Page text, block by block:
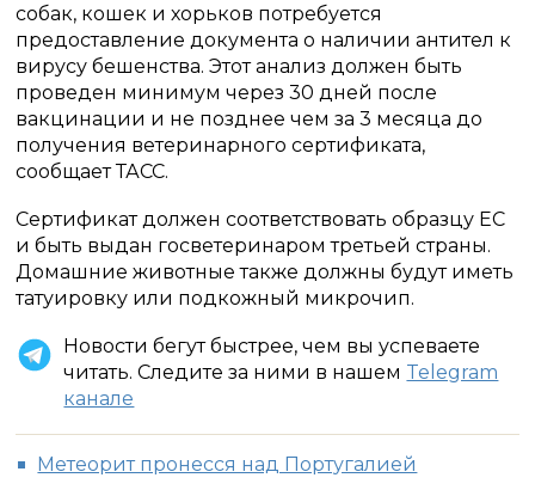
собак, кошек и хорьков потребуется
предоставление документа о наличии антител к
вирусу бешенства. Этот анализ должен быть
проведен минимум через 30 дней после
вакцинации и не позднее чем за 3 месяца до
получения ветеринарного сертификата,
сообщает ТАСС.
Сертификат должен соответствовать образцу ЕС
и быть выдан госветеринаром третьей страны.
Домашние животные также должны будут иметь
татуировку или подкожный микрочип.
Новости бегут быстрее, чем вы успеваете
читать. Следите за ними в нашем Telegram
канале
Метеорит пронесся над Португалией